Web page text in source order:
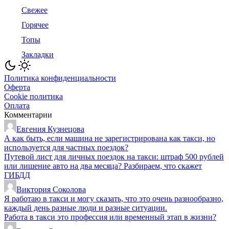
Свежее
Горячее
Топы
Закладки
Политика конфиденциальности
Оферта
Cookie политика
Оплата
Комментарии
Евгения Кузнецова
А как быть, если машина не зарегистрирована как такси, но
используется для частных поездок?
Путевой лист для личных поездок на такси: штраф 500 рублей
или лишение авто на два месяца? Разбираем, что скажет
ГИБДД
Виктория Соколова
Я работаю в такси и могу сказать, что это очень разнообразно,
каждый день разные люди и разные ситуации.
Работа в такси это профессия или временный этап в жизни?